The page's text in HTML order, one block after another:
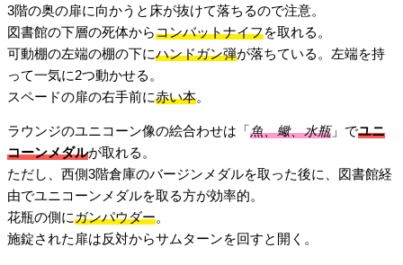
3階の奥の扉に向かうと床が抜けて落ちるので注意。
図書館の下層の死体からコンバットナイフを取れる。
可動棚の左端の棚の下にハンドガン弾が落ちている。左端を持
って一気に2つ動かせる。
スペードの扉の右手前に赤い本。
ラウンジのユニコーン像の絵合わせは「 魚、蠍、水瓶」でユニ
コーンメダルが取れる。
ただし、西側3階倉庫のバージンメダルを取った後に、図書館経
由でユニコーンメダルを取る方が効率的。
花瓶の側にガンパウダー。
施錠された扉は反対からサムターンを回すと開く。